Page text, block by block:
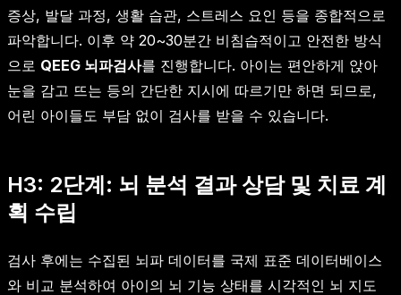
증상, 발달 과정, 생활 습관, 스트레스 요인 등을 종합적으로
파악합니다. 이후 약 20~30분간 비침습적이고 안전한 방식
으로 QEEG 뇌파검사를 진행합니다. 아이는 편안하게 앉아
눈을 감고 뜨는 등의 간단한 지시에 따르기만 하면 되므로,
어린 아이들도 부담 없이 검사를 받을 수 있습니다.
H3: 2단계: 뇌 분석 결과 상담 및 치료 계
획 수립
검사 후에는 수집된 뇌파 데이터를 국제 표준 데이터베이스
와 비교 분석하여 아이의 뇌 기능 상태를 시각적인 뇌 지도